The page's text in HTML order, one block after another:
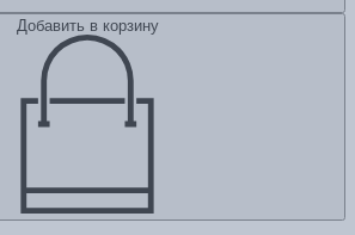
Добавить в корзину